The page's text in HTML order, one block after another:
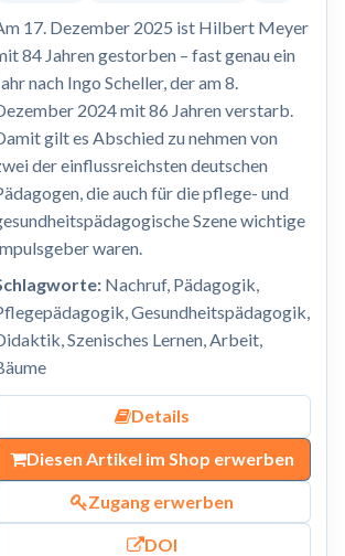
17. Dezember 2025 ist Hilbert Meyer
84 Jahren gestorben – fast genau ein
nach Ingo Scheller, der am 8.
2024 mit 86 Jahren verstarb.
gilt es Abschied zu nehmen von
der einflussreichsten deutschen
die auch für die pflege- und
Szene wichtige
waren.
Nachruf, Pädagogik,
Gesundheitspädagogik,
Szenisches Lernen, Arbeit,
Details
Diesen Artikel im Shop erwerben
Zugang erwerben
DOI